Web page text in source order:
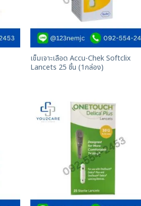
เข็มเจาะเลือด Accu-Chek Softclix
Lancets 25 ชิ้น (1กล่อง)